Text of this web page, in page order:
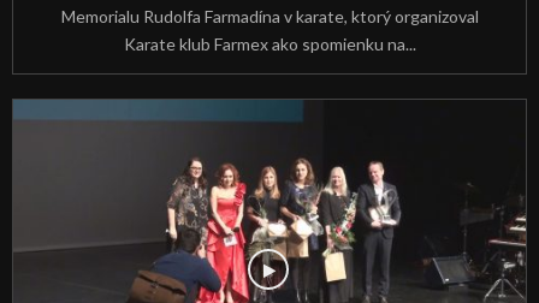
Memorialu Rudolfa Farmadína v karate, ktorý organizoval
Karate klub Farmex ako spomienku na...